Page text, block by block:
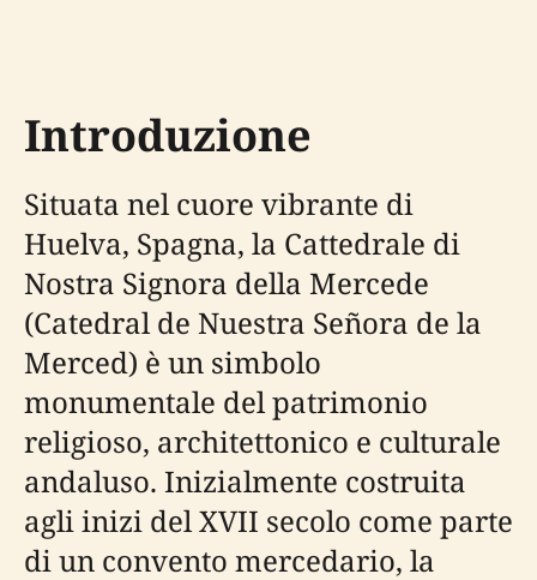
Introduzione
Situata nel cuore vibrante di
Huelva, Spagna, la Cattedrale di
Nostra Signora della Mercede
(Catedral de Nuestra Señora de la
Merced) è un simbolo
monumentale del patrimonio
religioso, architettonico e culturale
andaluso. Inizialmente costruita
agli inizi del XVII secolo come parte
di un convento mercedario, la